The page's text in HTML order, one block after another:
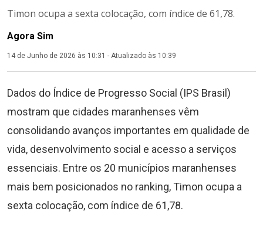
Timon ocupa a sexta colocação, com índice de 61,78.
Agora Sim
14 de Junho de 2026 às 10:31 - Atualizado às 10:39
Dados do Índice de Progresso Social (IPS Brasil)
mostram que cidades maranhenses vêm
consolidando avanços importantes em qualidade de
vida, desenvolvimento social e acesso a serviços
essenciais. Entre os 20 municípios maranhenses
mais bem posicionados no ranking, Timon ocupa a
sexta colocação, com índice de 61,78.